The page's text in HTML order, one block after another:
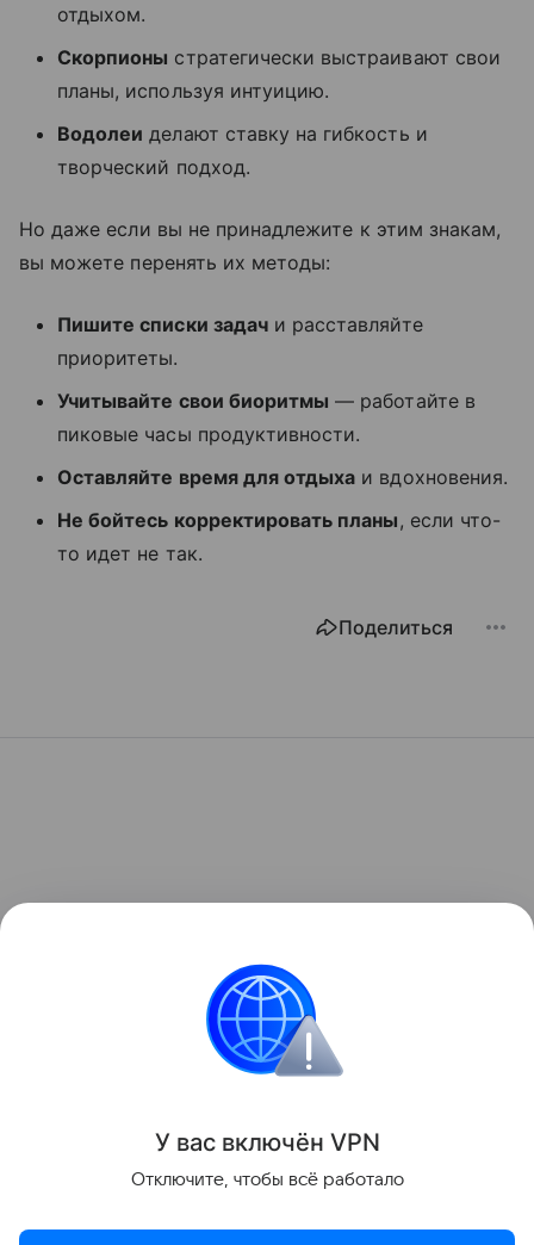
отдыхом.
Скорпионы стратегически выстраивают свои
планы, используя интуицию.
Водолеи делают ставку на гибкость и
творческий подход.
Но даже если вы не принадлежите к этим знакам,
вы можете перенять их методы:
Пишите списки задачи расставляйте
приоритеты.
Учитывайте свои биоритмы — работайте в
пиковые часы продуктивности.
Оставляйте время для отдыха и вдохновения.
Не бойтесь корректировать планы , если что-
то идет не так.
Поделиться
У вас включён VPN
Отключите, чтобы всё работало